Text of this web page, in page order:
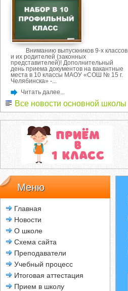
Вниманию выпускников 9-х классов
и их родителей (законных
представителей)! Дополнительный
день приема документов на вакантные
места в 10 классы МАОУ «СОШ № 15 г.
Челябинска» -...
Читать далее...
Все новости основной школы
Меню
Главная
Новости
О школе
Схема сайта
Преподаватели
Учебный процесс
Итоговая аттестация
Прием в школу